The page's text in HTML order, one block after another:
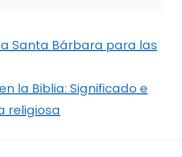
Santa Bárbara para las
la Biblia: Significado e
religiosa